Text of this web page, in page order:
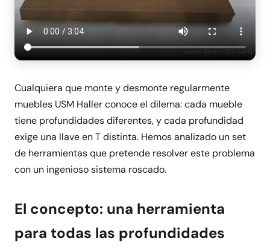
Cualquiera que monte y desmonte regularmente
muebles USM Haller conoce el dilema: cada mueble
tiene profundidades diferentes, y cada profundidad
exige una llave en T distinta. Hemos analizado un set
de herramientas que pretende resolver este problema
con un ingenioso sistema roscado.
El concepto: una herramienta
para todas las profundidades